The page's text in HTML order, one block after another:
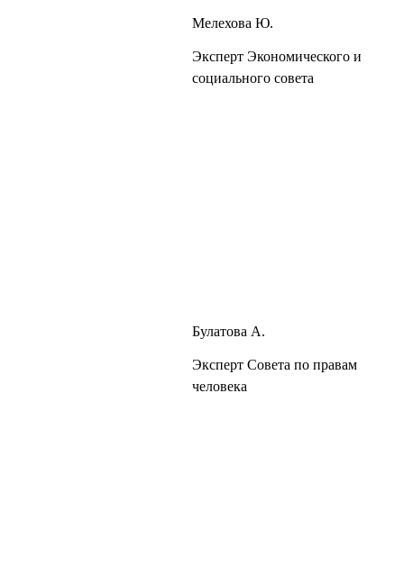
Мелехова Ю.
Эксперт Экономического и
социального совета
Булатова А.
Эксперт Совета по правам
человека